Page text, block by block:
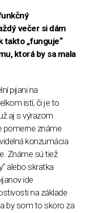
večer si dám
takto „funguje“
ktorá by sa mala
pijani na
istí, či je to
aj s výrazom
pomerne známe
konzumácia
Známe sú tiež
alebo skratka
ide
na základe
by som to skoro za